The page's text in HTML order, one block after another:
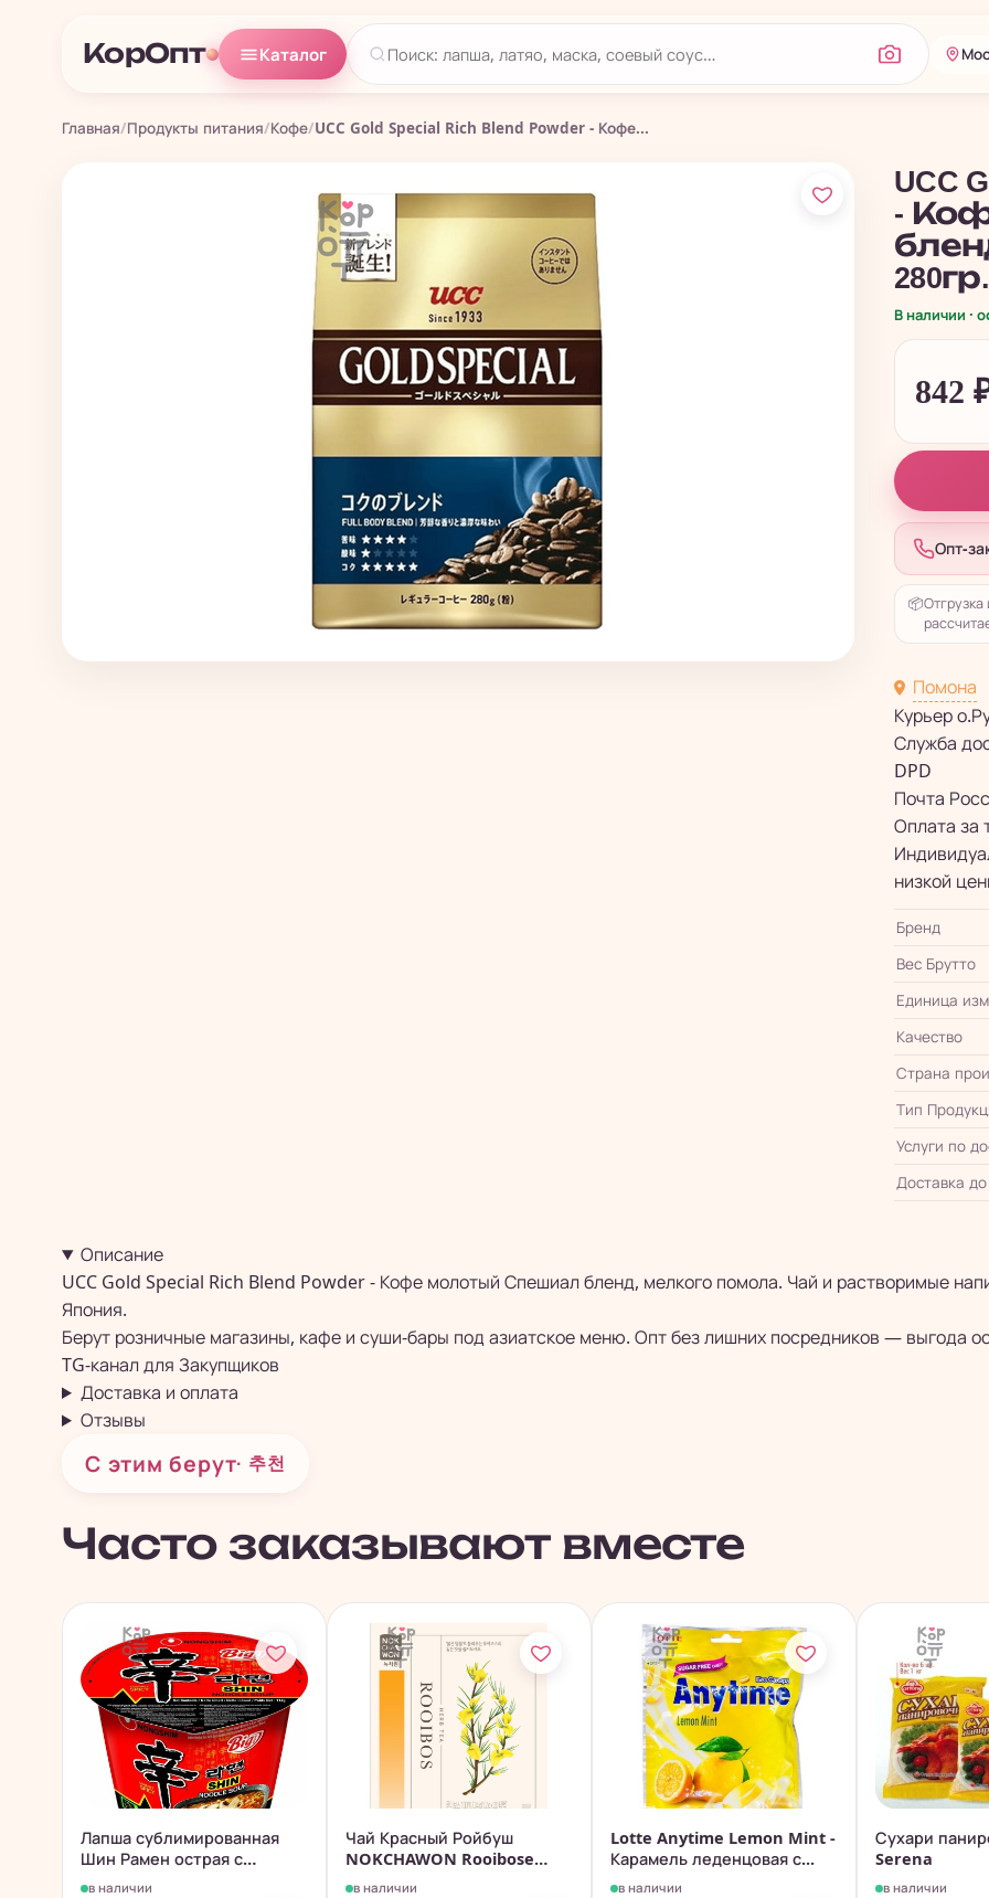
КорОпт Каталог
Главная/Продукты питания/Кофе/UCC Gold Special Rich Blend Powder - Кофе...
UCC
-
280гр.
В наличии ·
842
Опт-
📦Отгрузка
Помона
Курьер
Служба
DPD
Почта
Оплата за
низкой
Бренд
Вес Брутто
Единица
Качество
Страна
Тип
Услуги по
Доставка
Описание
UCC Gold Special Rich Blend Powder - Кофе молотый Спешиал бленд, мелкого помола. Чай и растворимые
Япония.
Берут розничные магазины, кафе и суши-бары под азиатское меню. Опт без лишних посредников — выгода
TG-канал для Закупщиков
Доставка и оплата
Отзывы
С этим берут· 추천
Часто заказывают вместе
Лапша сублимированная
Шин Рамен острая с
говядиной...
в наличии
Чай Красный Ройбуш
NOKCHAWON Rooibose
Tea...
в наличии
Lotte Anytime Lemon Mint -
Карамель леденцовая с...
в наличии
Сухари
Serena
в наличии